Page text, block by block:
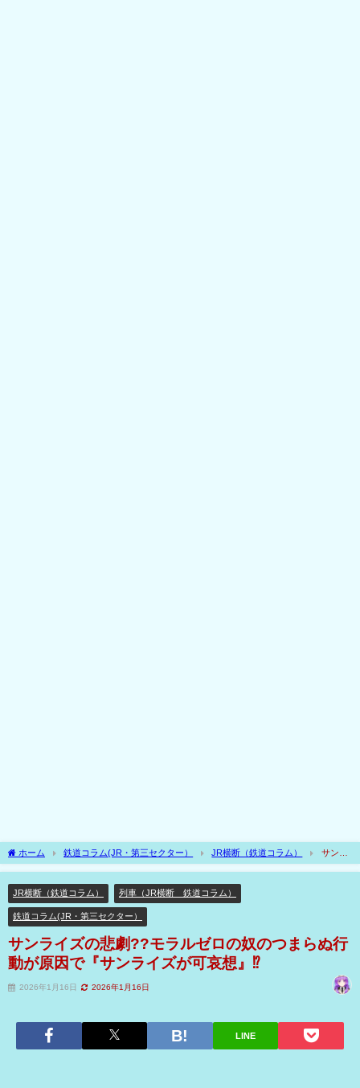
ホーム 鉄道コラム(JR・第三セクター） JR横断（鉄道コラム）
サンラ
イズの悲劇??モラルゼロの奴のつまらぬ行動が原因で『サンライズが可哀想』⁉
JR横断（鉄道コラム） 列車（JR横断 鉄道コラム）
鉄道コラム(JR・第三セクター）
サンライズの悲劇??モラルゼロの奴のつまらぬ行
動が原因で『サンライズが可哀想』⁉
2026年1月16日 2026年1月16日
LINE